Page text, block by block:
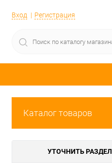
Вход Регистрация
Каталог товаров
УТОЧНИТЬ РАЗДЕЛ